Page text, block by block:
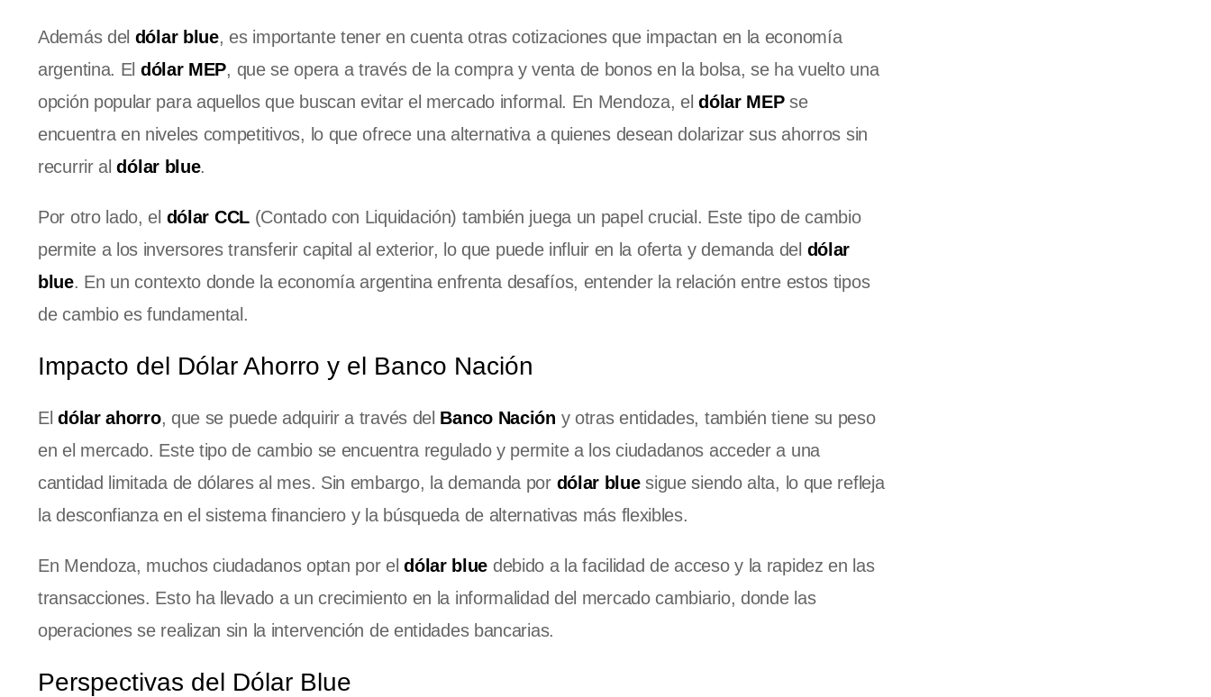
Además del dólar blue, es importante tener en cuenta otras cotizaciones que impactan en la economía
argentina. El dólar MEP, que se opera a través de la compra y venta de bonos en la bolsa, se ha vuelto una
opción popular para aquellos que buscan evitar el mercado informal. En Mendoza, eldólar MEPse
encuentra en niveles competitivos, lo que ofrece una alternativa a quienes desean dolarizar sus ahorros sin
recurrir aldólar blue.
Por otro lado, el dólar CCL(Contado con Liquidación) también juega un papel crucial. Este tipo de cambio
permite a los inversores transferir capital al exterior, lo que puede influir en la oferta y demanda del dólar
blue. En un contexto donde la economía argentina enfrenta desafíos, entender la relación entre estos tipos
de cambio es fundamental.
Impacto del Dólar Ahorro y el Banco Nación
Eldólar ahorro, que se puede adquirir a través del Banco Nación y otras entidades, también tiene su peso
en el mercado. Este tipo de cambio se encuentra regulado y permite a los ciudadanos acceder a una
cantidad limitada de dólares al mes. Sin embargo, la demanda por dólar bluesigue siendo alta, lo que refleja
la desconfianza en el sistema financiero y la búsqueda de alternativas más flexibles.
En Mendoza, muchos ciudadanos optan por eldólar blue debido a la facilidad de acceso y la rapidez en las
transacciones. Esto ha llevado a un crecimiento en la informalidad del mercado cambiario, donde las
operaciones se realizan sin la intervención de entidades bancarias.
Perspectivas del Dólar Blue